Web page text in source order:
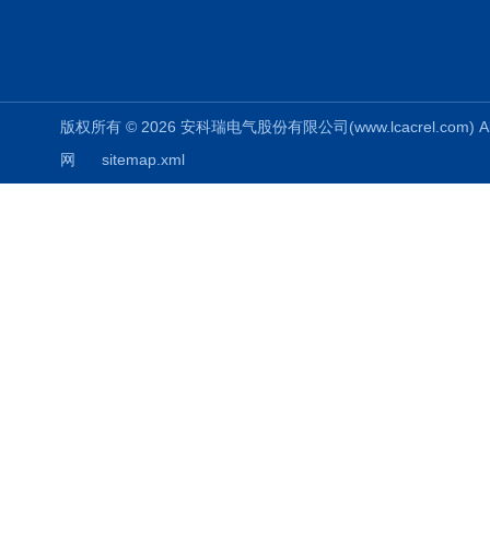
版权所有 © 2026 安科瑞电气股份有限公司
网
sitemap.xml